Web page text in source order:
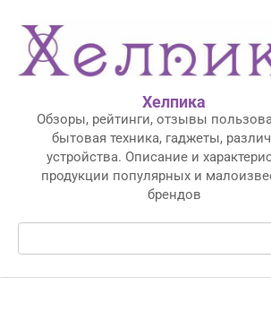
контенту
Хелпика
Обзоры, рейтинги, отзывы
бытовая техника, гаджеты,
устройства. Описание и
продукции популярных и
брендов
Поиск: